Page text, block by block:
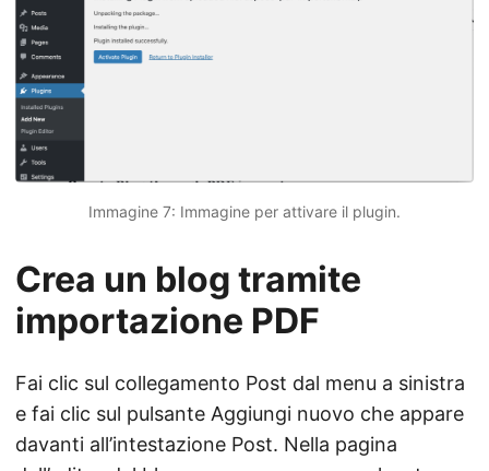
Immagine 7: Immagine per attivare il plugin.
Crea un blog tramite
importazione PDF
Fai clic sul collegamento Post dal menu a sinistra
e fai clic sul pulsante Aggiungi nuovo che appare
davanti all’intestazione Post. Nella pagina